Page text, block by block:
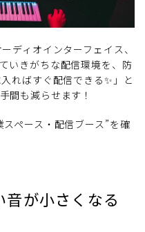
ディオインターフェイス、
いきがちな配信環境を、防
ればすぐ配信できる✨」と
間も減らせます！
ペース・配信ブース”を確
が小さくなる